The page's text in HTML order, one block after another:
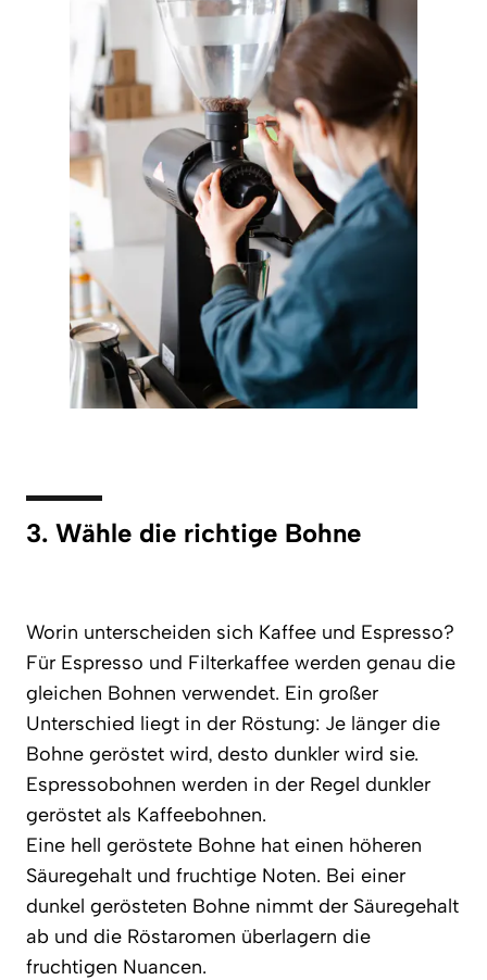
3. Wähle die richtige Bohne
Worin unterscheiden sich Kaffee und Espresso?
Für Espresso und Filterkaffee werden genau die
gleichen Bohnen verwendet. Ein großer
Unterschied liegt in der Röstung: Je länger die
Bohne geröstet wird, desto dunkler wird sie.
Espressobohnen werden in der Regel dunkler
geröstet als Kaffeebohnen.
Eine hell geröstete Bohne hat einen höheren
Säuregehalt und fruchtige Noten. Bei einer
dunkel gerösteten Bohne nimmt der Säuregehalt
ab und die Röstaromen überlagern die
fruchtigen Nuancen.